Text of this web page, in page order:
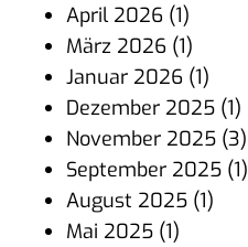
April 2026 (1)
März 2026 (1)
Januar 2026 (1)
Dezember 2025 (1)
November 2025 (3)
September 2025 (1)
August 2025 (1)
Mai 2025 (1)